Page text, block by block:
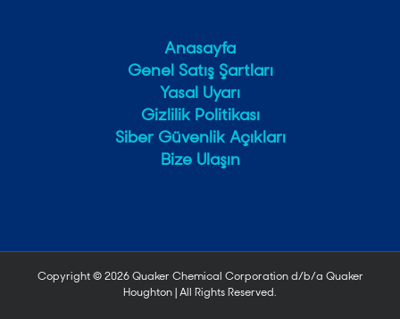
Anasayfa
Genel Satış Şartları
Yasal Uyarı
Gizlilik Politikası
Siber Güvenlik Açıkları
Bize Ulaşın
Copyright ©2026 Quaker Chemical Corporation d/b/a Quaker
Houghton | All Rights Reserved.